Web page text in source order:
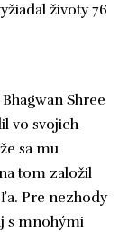
životy 76
Shree
vo svojich
sa mu
tom založil
Pre nezhody
s mnohými